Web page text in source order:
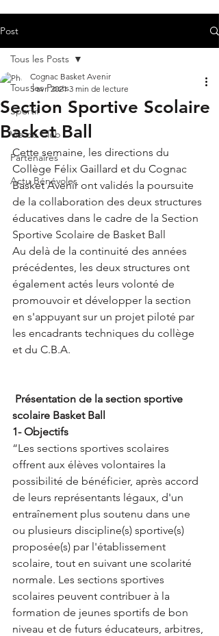
Post
Tous les Posts
Sportif
Vie du Club
Partenaires
Actu Bénévoles
Tous les Posts
Section Sportive Scolaire
Basket Ball
Cognac Basket Avenir
5 avr. 2021 3 min de lecture
Cette semaine, les directions du
Collège Félix Gaillard et du Cognac
Basket Avenir ont validés la poursuite
de la collaboration des deux structures
éducatives dans le cadre de la Section
Sportive Scolaire de Basket Ball
Au delà de la continuité des années
précédentes, les deux structures ont
également actés leurs volonté de
promouvoir et développer la section
en s'appuyant sur un projet piloté par
les encadrants techniques du collège
et du C.B.A.
Présentation de la section sportive
scolaire Basket Ball
1- Objectifs
“Les sections sportives scolaires
offrent aux élèves volontaires la
possibilité de bénéficier, après accord
de leurs représentants légaux, d'un
entraînement plus soutenu dans une
ou plusieurs discipline(s) sportive(s)
proposée(s) par l'établissement
scolaire, tout en suivant une scolarité
normale. Les sections sportives
scolaires peuvent contribuer à la
formation de jeunes sportifs de bon
niveau et de futurs éducateurs, arbitres,